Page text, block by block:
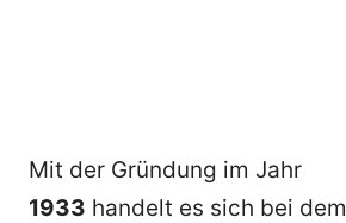
Mit der Gründung im Jahr
1933 handelt es sich bei dem